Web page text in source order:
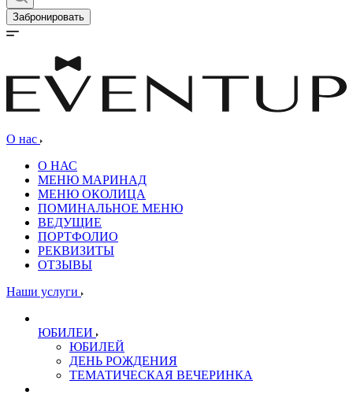
Забронировать
О нас
О НАС
МЕНЮ МАРИНАД
МЕНЮ ОКОЛИЦА
ПОМИНАЛЬНОЕ МЕНЮ
ВЕДУЩИЕ
ПОРТФОЛИО
РЕКВИЗИТЫ
ОТЗЫВЫ
Наши услуги
ЮБИЛЕИ
ЮБИЛЕЙ
ДЕНЬ РОЖДЕНИЯ
ТЕМАТИЧЕСКАЯ ВЕЧЕРИНКА